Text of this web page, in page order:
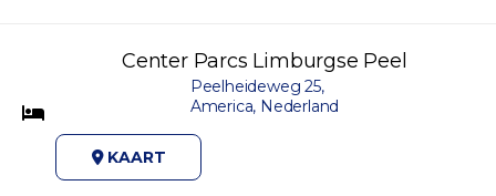
Center Parcs Limburgse Peel
Peelheideweg 25,
America, Nederland
KAART